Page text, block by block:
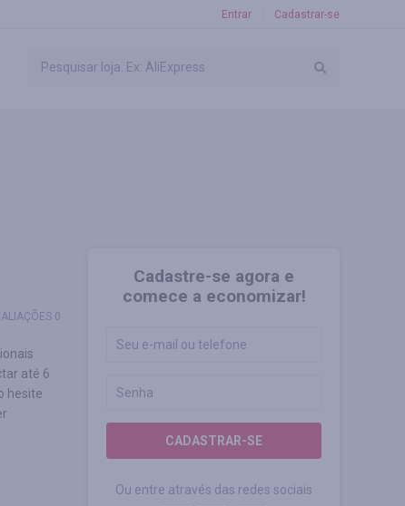
Entrar Cadastrar-se
Cadastre-se agora e
comece a economizar!
CADASTRAR-SE
Ou entre através das redes sociais
0
até 6
hesite